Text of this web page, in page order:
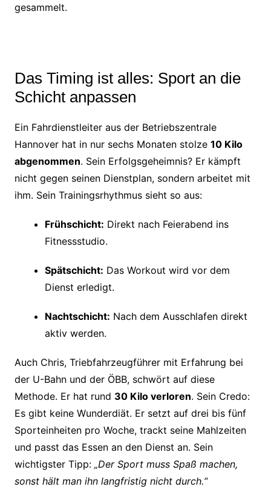
gesammelt.
Das Timing ist alles: Sport an die
Schicht anpassen
Ein Fahrdienstleiter aus der Betriebszentrale
Hannover hat in nur sechs Monaten stolze 10 Kilo
abgenommen. Sein Erfolgsgeheimnis? Er kämpft
nicht gegen seinen Dienstplan, sondern arbeitet mit
ihm. Sein Trainingsrhythmus sieht so aus:
Frühschicht: Direkt nach Feierabend ins
Fitnessstudio.
Spätschicht: Das Workout wird vor dem
Dienst erledigt.
Nachtschicht: Nach dem Ausschlafen direkt
aktiv werden.
Auch Chris, Triebfahrzeugführer mit Erfahrung bei
der U-Bahn und der ÖBB, schwört auf diese
Methode. Er hat rund 30 Kilo verloren. Sein Credo:
Es gibt keine Wunderdiät. Er setzt auf drei bis fünf
Sporteinheiten pro Woche, trackt seine Mahlzeiten
und passt das Essen an den Dienst an. Sein
wichtigster Tipp: „Der Sport muss Spaß machen,
sonst hält man ihn langfristig nicht durch.“